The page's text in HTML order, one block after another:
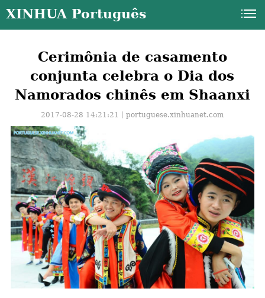
XINHUA Português
Cerimônia de casamento
conjunta celebra o Dia dos
Namorados chinês em Shaanxi
2017-08-28 14:21:21丨portuguese.xinhuanet.com